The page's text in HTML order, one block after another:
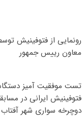
رونمایی از فتوفینیش
معاون رییس جمهور
تست موفقیت آمیز
فتوفینیش ایرانی در
دوچرخه سواری شهر آفتاب